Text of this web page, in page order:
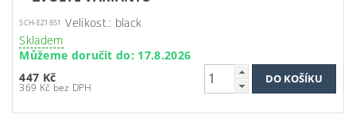
SCH-EZ1851
Velikost.: black
Skladem
Můžeme doručit do: 17.8.2026
447 Kč
369 Kč bez DPH